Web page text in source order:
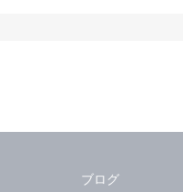
ブログ